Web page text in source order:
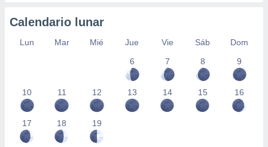
Calendario lunar
Lun Mar Mié Jue Vie Sáb
Dom
6
7 8 9
10 11 12 13 14 15 16
17 18 19